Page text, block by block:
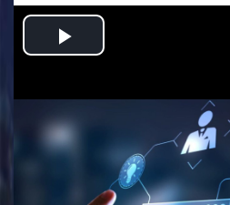
Play
Video